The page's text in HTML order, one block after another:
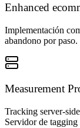
Enhanced
Implementación
abandono por
Measurement
Tracking server-
Servidor de